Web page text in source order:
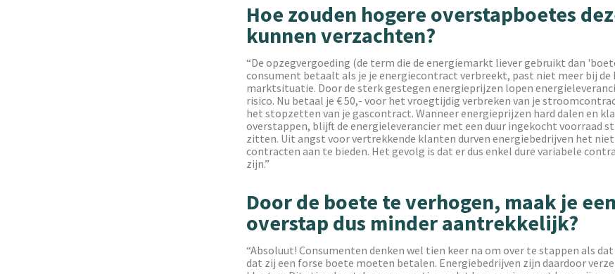
Hoe zouden hogere overstapboetes
kunnen verzachten?
“De opzegvergoeding (de term die de energiemarkt liever gebruikt dan
consument betaalt als je je energiecontract verbreekt, past niet meer bij de
marktsituatie. Door de sterk gestegen energieprijzen lopen
risico. Nu betaal je € 50,- voor het vroegtijdig verbreken van je
het stopzetten van je gascontract. Wanneer energieprijzen hard dalen en
overstappen, blijft de energieleverancier met een duur ingekocht voorraad
zitten. Uit angst voor vertrekkende klanten durven energiebedrijven het niet
contracten aan te bieden. Het gevolg is dat er dus enkel dure variabele
zijn.”
Door de boete te verhogen, maak je een
overstap dus minder aantrekkelijk?
“Absoluut! Consumenten denken wel tien keer na om over te stappen als
dat zij een forse boete moeten betalen. Energiebedrijven zijn daardoor